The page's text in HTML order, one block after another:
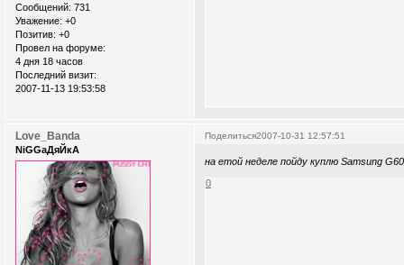
Сообщений: 731
Уважение: +0
Позитив: +0
Провел на форуме:
4 дня 18 часов
Последний визит:
2007-11-13 19:53:58
Поделиться2007-10-31 12:57:51
Love_Banda
NiGGaДяЙкА
на етой неделе пойду куплю Samsung
0